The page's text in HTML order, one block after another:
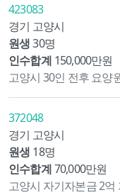
423083
경기 고양시
원생 30명
인수합계 150,000만원
고양시 30인 전후 요양
372048
경기 고양시
원생 18명
인수합계70,000만원
고양시 자기자본금 2